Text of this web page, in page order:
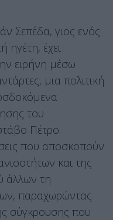
Σεπέδα, γιος ενός
έχει
ειρήνη μέσω
μια πολιτική
του
Πέτρο.
που αποσκοπούν
και της
άλλων τη
παραχωρώντας
σύγκρουσης που